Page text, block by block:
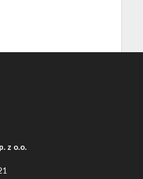
z o.o.